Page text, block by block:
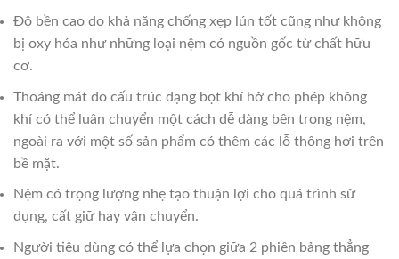
Độ bền cao do khả năng chống xẹp lún tốt cũng như không
bị oxy hóa như những loại nệm có nguồn gốc từ chất hữu
cơ.
Thoáng mát do cấu trúc dạng bọt khí hở cho phép không
khí có thể luân chuyển một cách dễ dàng bên trong nệm,
ngoài ra với một số sản phẩm có thêm các lỗ thông hơi trên
bề mặt.
Nệm có trọng lượng nhẹ tạo thuận lợi cho quá trình sử
dụng, cất giữ hay vận chuyển.
Người tiêu dùng có thể lựa chọn giữa 2 phiên bảng thẳng